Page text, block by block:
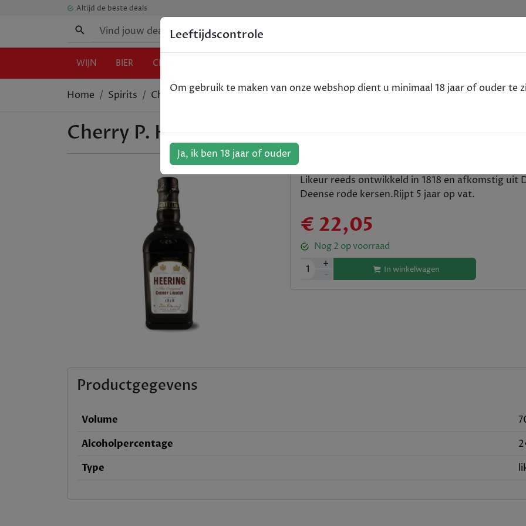
Altijd de beste deals
WIJN BIER CHAMPAGNE
Home Spirits Cherry P. Heering Kersenlikeur - Likeuren - 70cl
Cherry P. Heering Kersenlikeur - Likeuren - 70cl
Likeur reeds ontwikkeld in 1818 en afkomstig uit
Deense rode kersen.Rijpt 5 jaar op vat.
€ 22,05
Nog2 op voorraad
1
+
-
In winkelwagen
Productgegevens
Volume
Alcoholpercentage
Type
Leeftijdscontrole
Om gebruik te maken van onze webshop dient u minimaal 18 jaar of ouder te
Ja, ik ben 18 jaar of ouder